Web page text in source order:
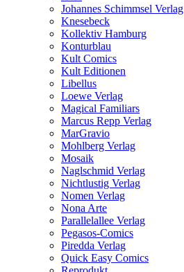
Johannes Schimmsel Verlag
Knesebeck
Kollektiv Hamburg
Konturblau
Kult Comics
Kult Editionen
Libellus
Loewe Verlag
Magical Familiars
Marcus Repp Verlag
MarGravio
Mohlberg Verlag
Mosaik
Naglschmid Verlag
Nichtlustig Verlag
Nomen Verlag
Nona Arte
Parallelallee Verlag
Pegasos-Comics
Piredda Verlag
Quick Easy Comics